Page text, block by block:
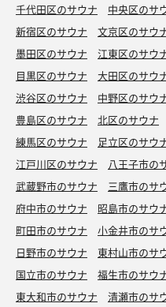
千代田区のサウナ 中央区のサ
新宿区のサウナ
文京区のサウ
墨田区のサウナ
江東区のサウ
目黒区のサウナ
大田区のサウ
渋谷区のサウナ
中野区のサウ
豊島区のサウナ
北区のサウナ
練馬区のサウナ
足立区のサウ
江戸川区のサウナ
八王子市の
武蔵野市のサウナ
三鷹市のサ
府中市のサウナ
昭島市のサウ
町田市のサウナ
小金井市のサ
日野市のサウナ
東村山市のサ
国立市のサウナ
福生市のサウ
東大和市のサウナ
清瀬市のサ